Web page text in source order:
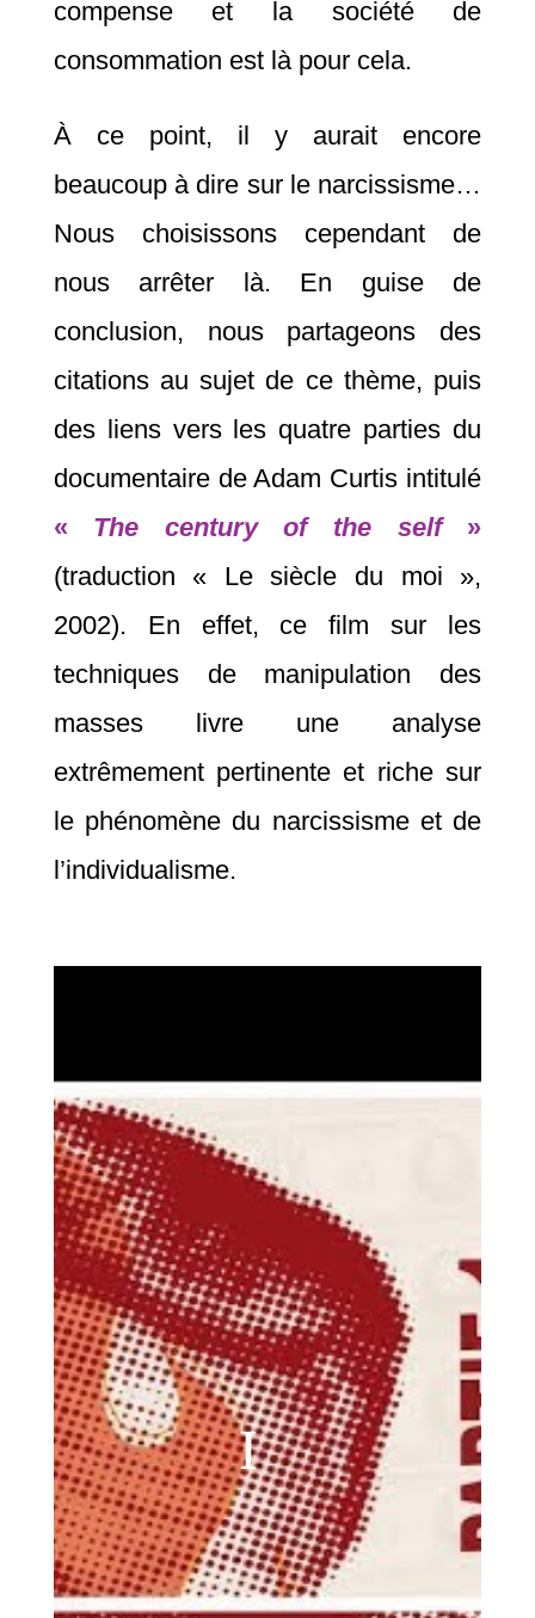
compense et la société de
consommation est là pour cela.
À ce point, il y aurait encore
beaucoup à dire sur le narcissisme…
Nous choisissons cependant de
nous arrêter là. En guise de
conclusion, nous partageons des
citations au sujet de ce thème, puis
des liens vers les quatre parties du
documentaire de Adam Curtis intitulé
«The century of the self»
(traduction « Le siècle du moi »,
2002). En effet, ce film sur les
techniques de manipulation des
masses livre une analyse
extrêmement pertinente et riche sur
le phénomène du narcissisme et de
l’individualisme.